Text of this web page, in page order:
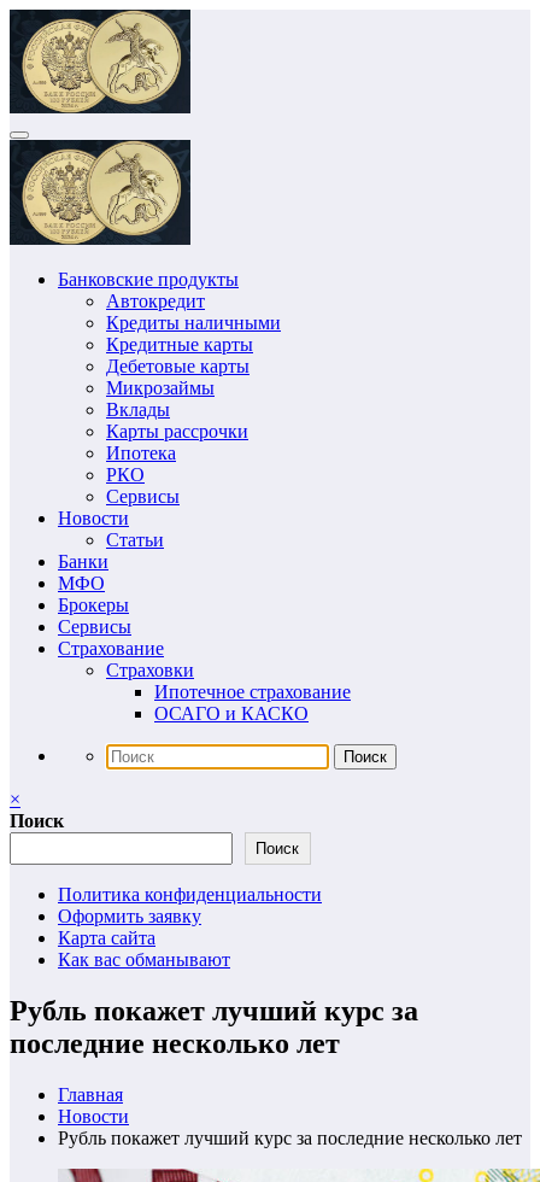
Перейти
содержимому
Банковские продукты
Автокредит
Кредиты наличными
Кредитные карты
Дебетовые карты
Микрозаймы
Вклады
Карты рассрочки
Ипотека
РКО
Сервисы
Новости
Статьи
Банки
МФО
Брокеры
Сервисы
Страхование
Страховки
Ипотечное страхование
ОСАГО и КАСКО
×
Поиск
Поиск
Политика конфиденциальности
Оформить заявку
Карта сайта
Как вас обманывают
Рубль покажет лучший курс за
последние несколько лет
Главная
Новости
Рубль покажет лучший курс за последние несколько лет